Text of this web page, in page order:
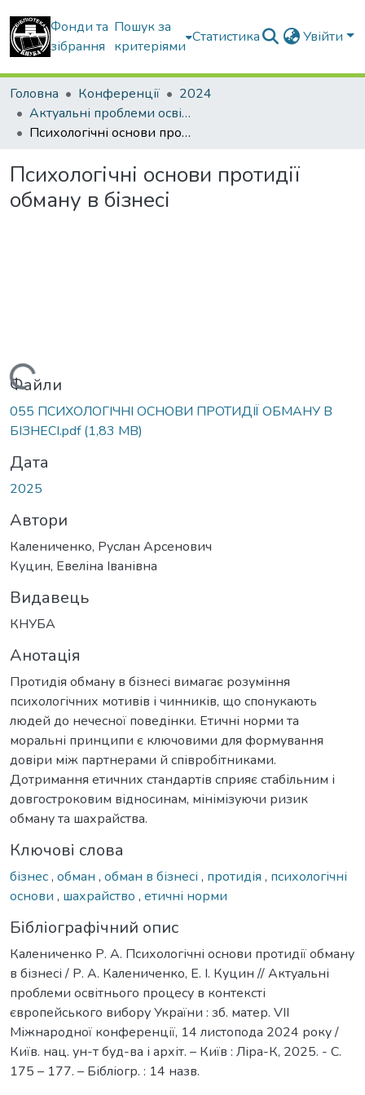
Фонди та
зібрання
Пошук за
критеріями
Статистика Увійти
Головна Конференції
2024
Актуальні проблеми освітнього процесу в контексті європейського вибору України
Психологічні основи протидії обману в бізнесі
Психологічні основи протидії
обману в бізнесі
Вантажиться...
Файли
055 ПСИХОЛОГІЧНІ ОСНОВИ ПРОТИДІЇ ОБМАНУ В
БІЗНЕСІ.pdf(1,83 MB)
Дата
2025
Автори
Калениченко, Руслан Арсенович
Куцин, Евеліна Іванівна
Видавець
КНУБА
Анотація
Протидія обману в бізнесі вимагає розуміння
психологічних мотивів і чинників, що спонукають
людей до нечесної поведінки. Етичні норми та
моральні принципи є ключовими для формування
довіри між партнерами й співробітниками.
Дотримання етичних стандартів сприяє стабільним і
довгостроковим відносинам, мінімізуючи ризик
обману та шахрайства.
Ключові слова
бізнес, обман , обман в бізнесі , протидія , психологічні
основи , шахрайство , етичні норми
Бібліографічний опис
Калениченко Р. А. Психологічні основи протидії обману
в бізнесі / Р. А. Калениченко, Е. І. Куцин // Актуальні
проблеми освітнього процесу в контексті
європейського вибору України : зб. матер. VІІ
Міжнародної конференції, 14 листопода 2024 року /
Київ. нац. ун-т буд-ва і архіт. – Київ : Ліра-К, 2025. - С.
175 – 177. – Бібліогр. : 14 назв.